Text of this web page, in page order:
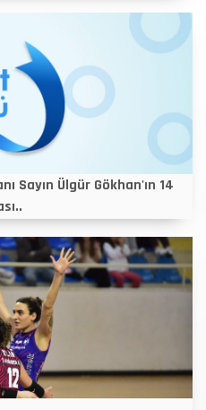
Sayın Ülgür Gökhan'ın 14